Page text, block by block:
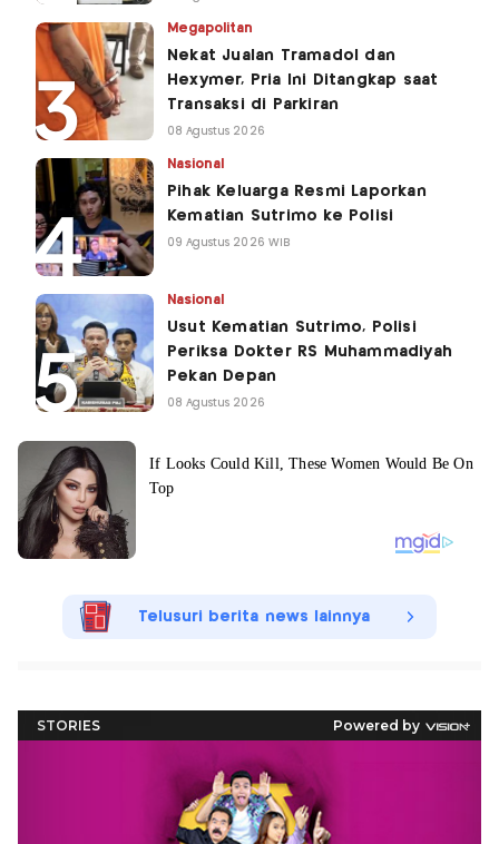
Megapolitan
Nekat Jualan Tramadol dan
Hexymer, Pria Ini Ditangkap saat
Transaksi di Parkiran
08 Agustus 2026
Nasional
Pihak Keluarga Resmi Laporkan
Kematian Sutrimo ke Polisi
09 Agustus 2026 WIB
Nasional
Usut Kematian Sutrimo, Polisi
Periksa Dokter RS Muhammadiyah
Pekan Depan
08 Agustus 2026
Telusuri berita news lainnya